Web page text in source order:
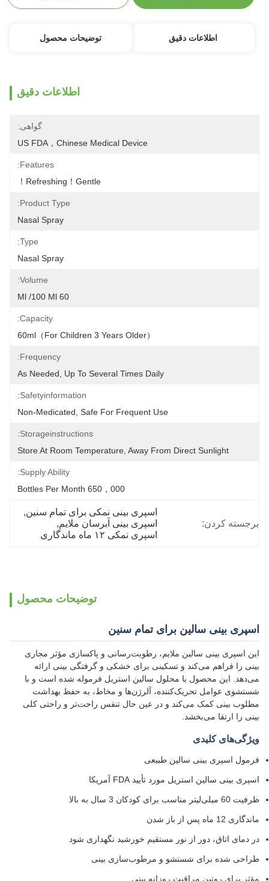
اطلاعات دقیق توضیحات محصول
اطلاعات دقیق
گواهی:
US FDA，Chinese Medical Device
Features:
Refreshing！Gentle！
Product Type:
Nasal Spray
Type:
Nasal Spray
Volume:
60 Ml /100 Ml
Capacity:
60ml（For Children 3 Years Older）
Frequency:
As Needed, Up To Several Times Daily
Safetyinformation:
Non-Medicated, Safe For Frequent Use
Storageinstructions:
Store At Room Temperature, Away From Direct Sunlight
Supply Ability:
650，000 Bottles Per Month
برجسته کردن:
اسپری بینی نمکی برای تمام سنین,
اسپری بینی آبرسان ملایم,
اسپری نمکی ۱۲ ماه ماندگاری
توضیحات محصول
اسپری بینی سالین برای تمام سنین
این اسپری بینی سالین ملایم، رطوبت‌رسانی و پاکسازی مؤثر مجاری
بینی را فراهم می‌کند و تسکینی برای خشکی و گرفتگی بینی ارائه
می‌دهد. این محصول با محلول سالین استریل فرموله شده است و با
شستشوی عوامل تحریک‌کننده، آلرژن‌ها و مخاط، به حفظ بهداشت
مطلوب بینی کمک می‌کند و در عین حال تنفس راحت‌تر و راحتی کلی
بینی را ارتقا می‌بخشد.
ویژگی‌های کلیدی
فرمول اسپری بینی سالین طبیعی
اسپری بینی سالین استریل مورد تأیید FDA آمریکا
ظرفیت 60 میلی‌لیتر مناسب برای کودکان 3 سال به بالا
ماندگاری 12 ماه پس از باز شدن
در دمای اتاق، دور از نور مستقیم خورشید نگهداری شود
طراحی شده برای شستشو و مرطوب‌سازی بینی
مؤثر برای روتین مراقبت روزانه بینی